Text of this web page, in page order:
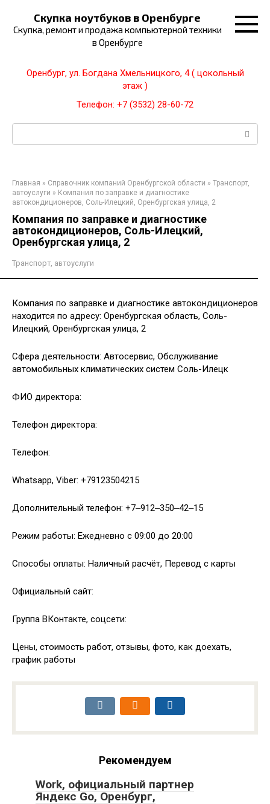
контенту
Скупка ноутбуков в Оренбурге
Скупка, ремонт и продажа компьютерной техники
в Оренбурге
Оренбург, ул. Богдана Хмельницкого, 4 ( цокольный
этаж )
Телефон: +7 (3532) 28-60-72
Поиск:
Главная » Справочник компаний Оренбургской области » Транспорт,
автоуслуги » Компания по заправке и диагностике
автокондиционеров, Соль-Илецкий, Оренбургская улица, 2
Компания по заправке и диагностике
автокондиционеров, Соль-Илецкий,
Оренбургская улица, 2
Транспорт, автоуслуги
Компания по заправке и диагностике автокондиционеров
находится по адресу: Оренбургская область, Соль-
Илецкий, Оренбургская улица, 2
Сфера деятельности: Автосервис, Обслуживание
автомобильных климатических систем Соль-Илецк
ФИО директора:
Телефон директора:
Телефон:
Whatsapp, Viber: +79123504215
Дополнительный телефон: +7‒912‒350‒42‒15
Режим работы: Ежедневно с 09:00 до 20:00
Способы оплаты: Наличный расчёт, Перевод с карты
Официальный сайт:
Группа ВКонтакте, соцсети:
Цены, стоимость работ, отзывы, фото, как доехать,
график работы
Рекомендуем
Work, официальный партнер
Яндекс Go, Оренбург,